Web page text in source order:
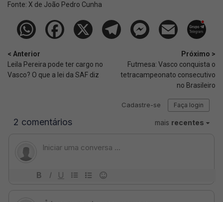
Fonte: X de João Pedro Cunha
< Anterior
Leila Pereira pode ter cargo no
Vasco? O que a lei da SAF diz
Próximo >
Futmesa: Vasco conquista o
tetracampeonato consecutivo
no Brasileiro